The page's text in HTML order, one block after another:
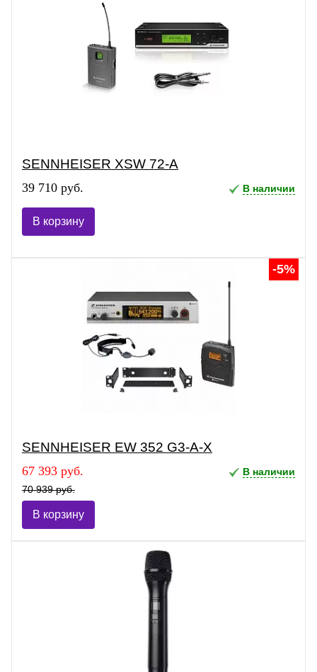
SENNHEISER XSW 72-A
39 710 руб. В наличии
В корзину
-5%
SENNHEISER EW 352 G3-A-X
67 393 руб.
70 939 руб.
В наличии
В корзину